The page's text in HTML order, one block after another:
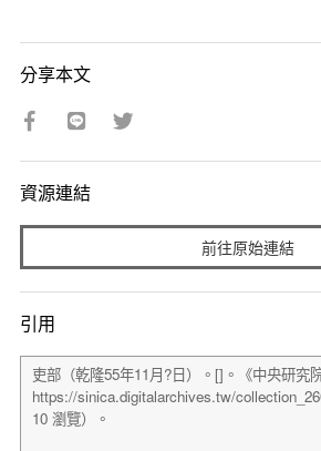
分享本文
資源連結
前往原始連結
引用